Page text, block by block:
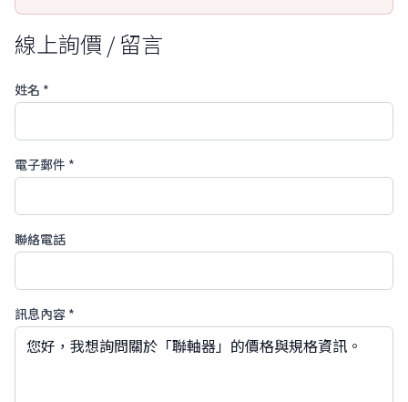
線上詢價 / 留言
姓名 *
電子郵件 *
聯絡電話
訊息內容 *